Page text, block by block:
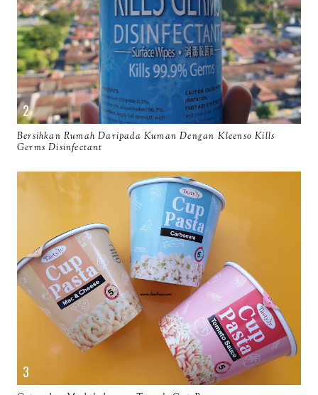
Bersihkan Rumah Daripada Kuman Dengan Kleenso Kills
Germs Disinfectant